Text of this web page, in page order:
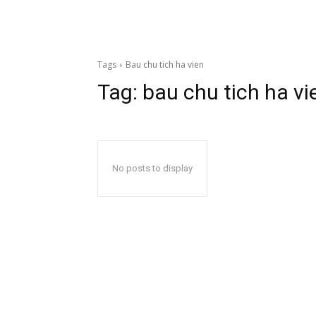
Tags Bau chu tich ha vien
Tag: bau chu tich ha
No posts to display